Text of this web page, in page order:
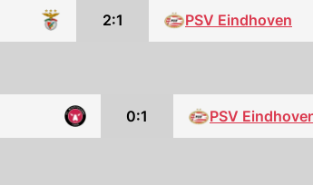
2:1 PSV Eindhoven
0:1 PSV